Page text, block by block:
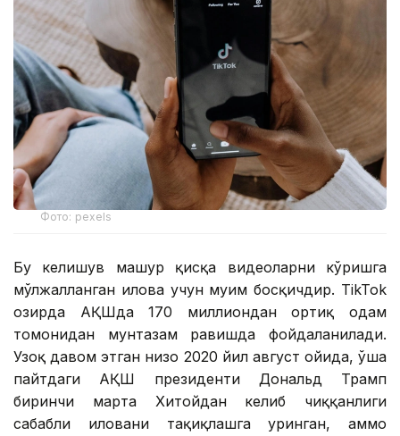
Фото: pexels
Бу келишув машҳур қисқа видеоларни кўришга
мўлжалланган илова учун муҳим босқичдир. TikTok
ҳозирда АҚШда 170 миллиондан ортиқ одам
томонидан мунтазам равишда фойдаланилади.
Узоқ давом этган низо 2020 йил август ойида, ўша
пайтдаги АҚШ президенти Дональд Трамп
биринчи марта Хитойдан келиб чиққанлиги
сабабли иловани тақиқлашга уринган, аммо